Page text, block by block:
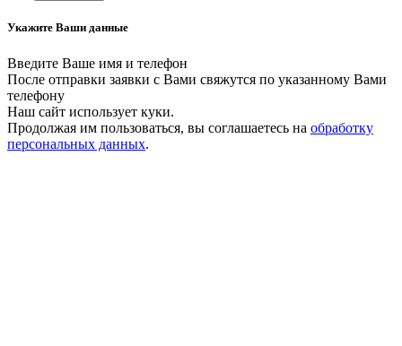
Укажите Ваши данные
Введите Ваше имя и телефон
После отправки заявки с Вами свяжутся по указанному Вами
телефону
Наш сайт использует куки.
Продолжая им пользоваться, вы соглашаетесь на обработку
персональных данных.